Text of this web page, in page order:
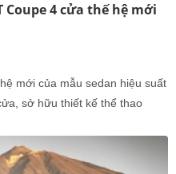
Coupe 4 cửa thế hệ mới
mới của mẫu sedan hiệu suất
sở hữu thiết kế thể thao